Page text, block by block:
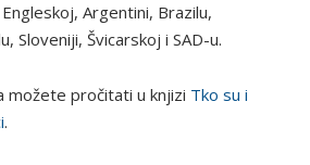
Argentini, Brazilu,
Sloveniji, Švicarskoj i SAD-u.
možete pročitati u knjizi Tko su i
.